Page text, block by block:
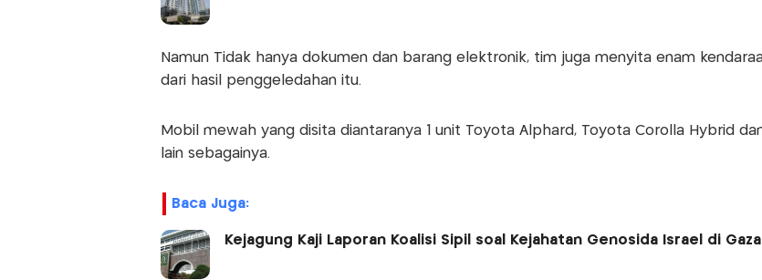
Namun Tidak hanya dokumen dan barang elektronik, tim juga menyita enam
dari hasil penggeledahan itu.
Mobil mewah yang disita diantaranya 1 unit Toyota Alphard, Toyota Corolla Hybrid
lain sebagainya.
Baca Juga:
Kejagung Kaji Laporan Koalisi Sipil soal Kejahatan Genosida Israel di Gaza